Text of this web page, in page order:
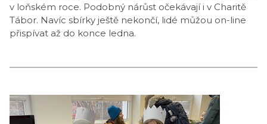
v loňském roce. Podobný nárůst očekávají i v Charitě
Tábor. Navíc sbírky ještě nekončí, lidé můžou on-line
přispívat až do konce ledna.